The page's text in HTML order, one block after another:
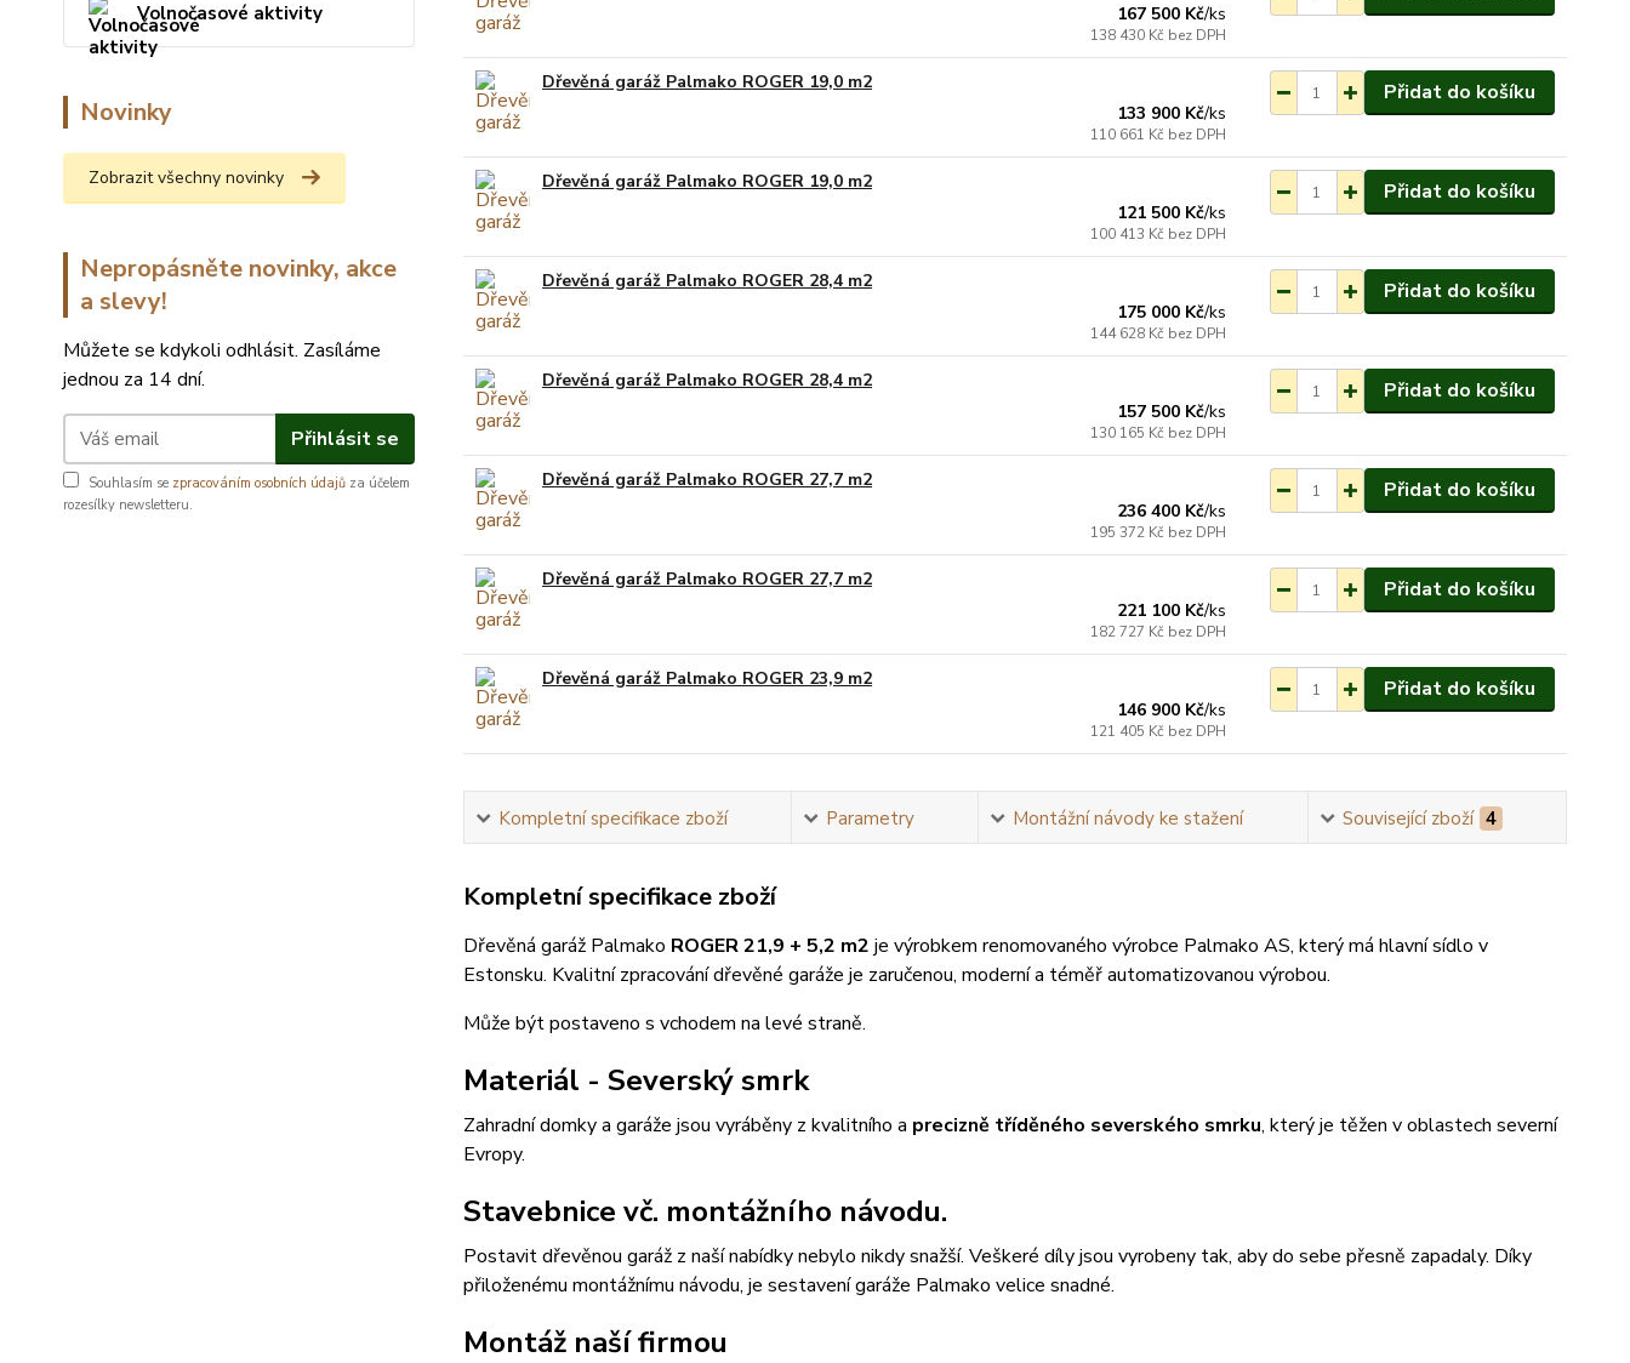
Volnočasové aktivity
Novinky
Zobrazit všechny novinky
Nepropásněte novinky, akce
a slevy!
Můžete se kdykoli odhlásit. Zasíláme
jednou za 14 dní.
Přihlásit se
Souhlasím se zpracováním osobních údajů za účelem
rozesílky newsletteru.
167 500 Kč/ks
138 430 Kč bez DPH
Dřevěná garáž Palmako ROGER 19,0 m2
133 900 Kč/ks
110 661 Kč bez DPH
Přidat do košíku
Dřevěná garáž Palmako ROGER 19,0 m2
121 500 Kč/ks
100 413 Kč bez DPH
Přidat do košíku
Dřevěná garáž Palmako ROGER 28,4 m2
175 000 Kč/ks
144 628 Kč bez DPH
Přidat do košíku
Dřevěná garáž Palmako ROGER 28,4 m2
157 500 Kč/ks
130 165 Kč bez DPH
Přidat do košíku
Dřevěná garáž Palmako ROGER 27,7 m2
236 400 Kč/ks
195 372 Kč bez DPH
Přidat do košíku
Dřevěná garáž Palmako ROGER 27,7 m2
221 100 Kč/ks
182 727 Kč bez DPH
Přidat do košíku
Dřevěná garáž Palmako ROGER 23,9 m2
146 900 Kč/ks
121 405 Kč bez DPH
Přidat do košíku
Kompletní specifikace zboží Parametry Montážní návody ke stažení Související zboží 4
Kompletní specifikace zboží
Dřevěná garáž Palmako ROGER 21,9 + 5,2 m2 je výrobkem renomovaného výrobce Palmako AS, který má hlavní sídlo v
Estonsku. Kvalitní zpracování dřevěné garáže je zaručenou, moderní a téměř automatizovanou výrobou.
Může být postaveno s vchodem na levé straně.
Materiál - Severský smrk
Zahradní domky a garáže jsou vyráběny z kvalitního a precizně tříděného severského smrku, který je těžen v oblastech severní
Evropy.
Stavebnice vč. montážního návodu.
Postavit dřevěnou garáž z naší nabídky nebylo nikdy snažší. Veškeré díly jsou vyrobeny tak, aby do sebe přesně zapadaly. Díky
přiloženému montážnímu návodu, je sestavení garáže Palmako velice snadné.
Montáž naší firmou